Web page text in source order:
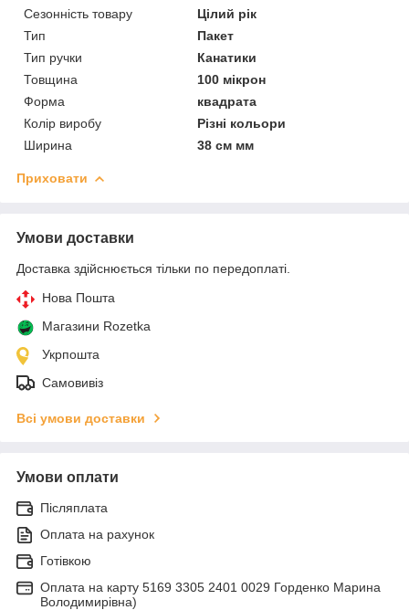
Сезонність товару
Цілий рік
Тип
Пакет
Тип ручки
Канатики
Товщина
100 мікрон
Форма
квадрата
Колір виробу
Різні кольори
Ширина
38 см мм
Приховати
Умови доставки
Доставка здійснюється тільки по передоплаті.
Нова Пошта
Магазини Rozetka
Укрпошта
Самовивіз
Всі умови доставки
Умови оплати
Післяплата
Оплата на рахунок
Готівкою
Оплата на карту 5169 3305 2401 0029 Горденко Марина
Володимирівна)